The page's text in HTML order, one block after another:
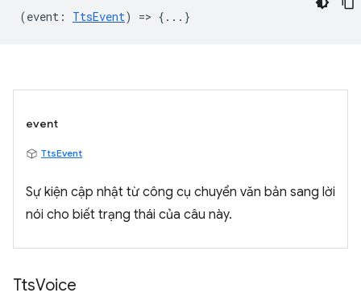
(event : TtsEvent) => {...}
event
TtsEvent
Sự kiện cập nhật từ công cụ chuyển văn bản sang lời
nói cho biết trạng thái của câu này.
TtsVoice